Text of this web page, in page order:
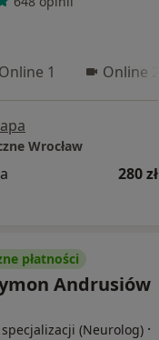
Online 1 Online 2
Wrocław
280 zł
płatności
Andrusiów
(Neurolog) ·